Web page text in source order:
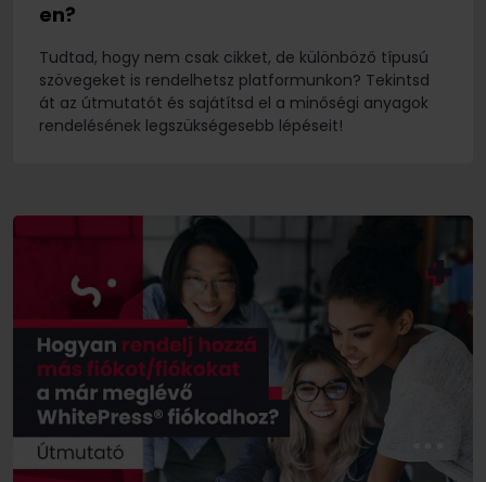
en?
Tudtad, hogy nem csak cikket, de különböző típusú
szövegeket is rendelhetsz platformunkon? Tekintsd
át az útmutatót és sajátítsd el a minőségi anyagok
rendelésének legszükségesebb lépéseit!